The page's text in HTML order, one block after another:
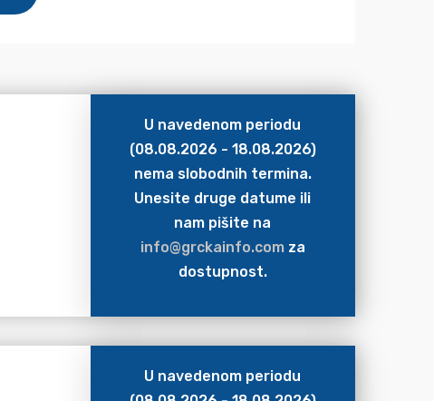
U navedenom periodu
(08.08.2026 - 18.08.2026)
nema slobodnih termina.
Unesite druge datume ili
nam pišite na
info@grckainfo.comza
dostupnost.
U navedenom periodu